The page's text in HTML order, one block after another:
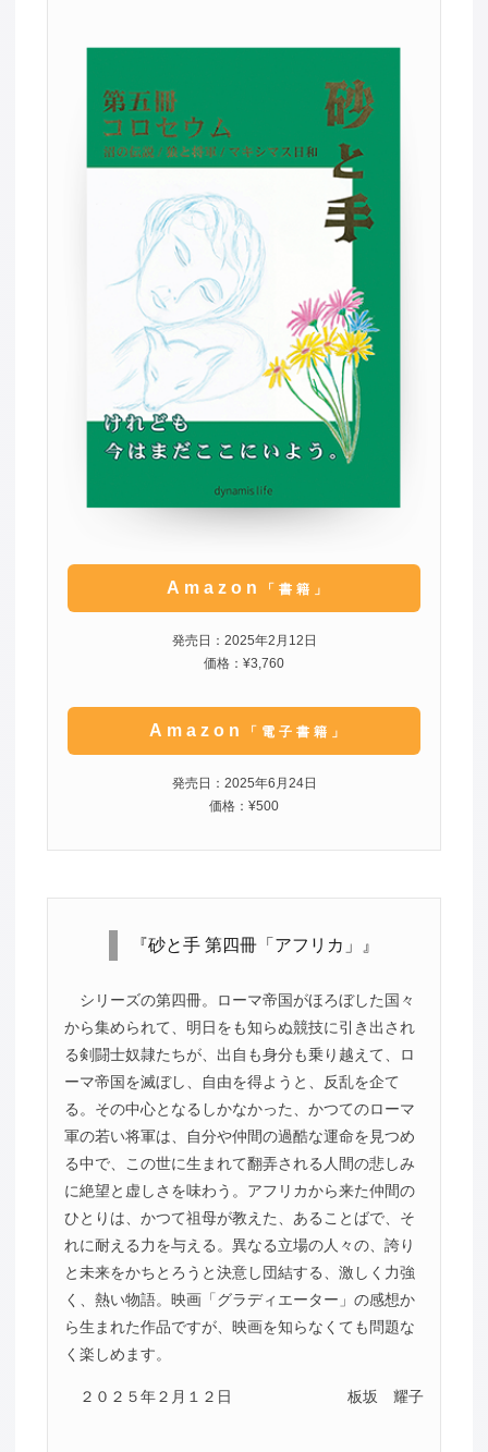
Amazon 「書籍」
発売日：2025年2月12日
価格：¥3,760
Amazon 「電子書籍」
発売日：2025年6月24日
価格：¥500
『砂と手 第四冊「アフリカ」』
シリーズの第四冊。ローマ帝国がほろぼした国々
から集められて、明日をも知らぬ競技に引き出され
る剣闘士奴隷たちが、出自も身分も乗り越えて、ロ
ーマ帝国を滅ぼし、自由を得ようと、反乱を企て
る。その中心となるしかなかった、かつてのローマ
軍の若い将軍は、自分や仲間の過酷な運命を見つめ
る中で、この世に生まれて翻弄される人間の悲しみ
に絶望と虚しさを味わう。アフリカから来た仲間の
ひとりは、かつて祖母が教えた、あることばで、そ
れに耐える力を与える。異なる立場の人々の、誇り
と未来をかちとろうと決意し団結する、激しく力強
く、熱い物語。映画「グラディエーター」の感想か
ら生まれた作品ですが、映画を知らなくても問題な
く楽しめます。
２０２５年２月１２日 板坂 耀子